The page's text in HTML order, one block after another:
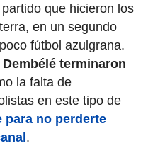
que hicieron los
en un segundo
fútbol azulgrana.
terminaron
la falta de
en este tipo de
para no perderte
.